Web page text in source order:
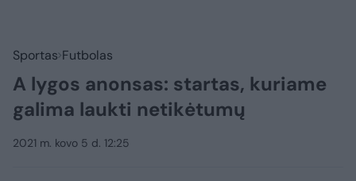
Sportas Futbolas
A lygos anonsas: startas, kuriame
galima laukti netikėtumų
2021 m. kovo 5 d. 12:25